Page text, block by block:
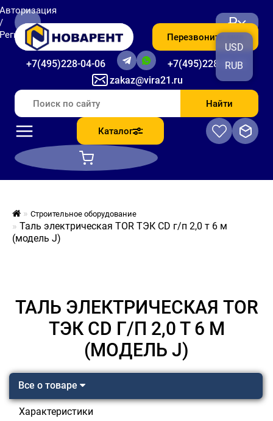
zakaz@vira21.ru
+7(495)228-04-06 +7(495)228-06-56
Перезвоните мне
₽
USD
RUB
Найти
Каталог
Строительное оборудование
Таль электрическая TOR ТЭК CD г/п 2,0 т 6 м
(модель J)
ТАЛЬ ЭЛЕКТРИЧЕСКАЯ TOR
ТЭК CD Г/П 2,0 Т 6 М
(МОДЕЛЬ J)
Все о товаре
Характеристики